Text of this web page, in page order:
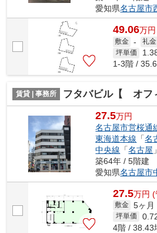
愛知県名古屋市
49.06万円
敷金 - 礼金
坪単価
1-3階 /
賃貸 | 事務所 フタバビル【 オフ
27.5万円
名古屋市営桜通
東海道本線 「名
中央線 「名古屋
築64年 / 5階建
愛知県名古屋市
27.5万円 (
敷金 5ヶ月
坪単価
4階 / 38.43